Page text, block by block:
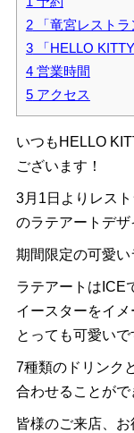
2「竜宮レストラ
3「HELLO
4営業時間
5アクセス
いつもHELLO
ございます！
3月1日よりレス
のラテアートデザ
期間限定の可愛い
ラテアートはICE
イースターをイ
とっても可愛いで
7種類のドリンク
合わせることがで
皆様のご来店、